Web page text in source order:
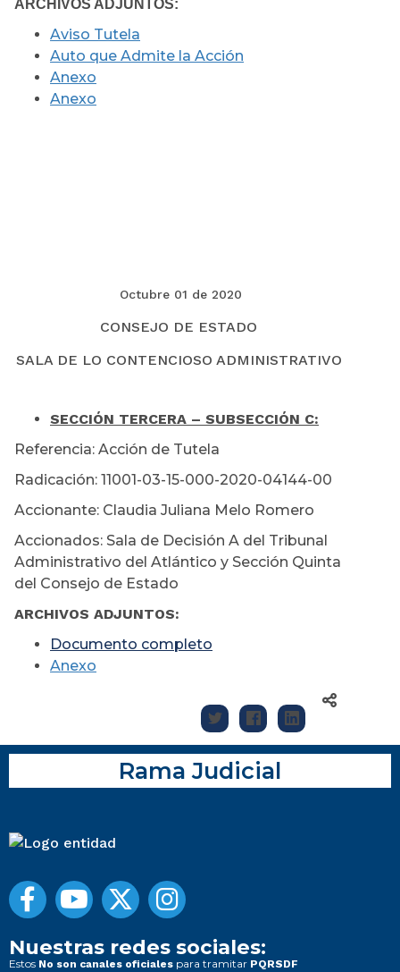
ARCHIVOS ADJUNTOS:
Aviso Tutela
Auto que Admite la Acción
Anexo
Anexo
Octubre 01 de 2020
CONSEJO DE ESTADO
SALA DE LO CONTENCIOSO ADMINISTRATIVO
SECCIÓN TERCERA – SUBSECCIÓN C:
Referencia: Acción de Tutela
Radicación: 11001-03-15-000-2020-04144-00
Accionante: Claudia Juliana Melo Romero
Accionados: Sala de Decisión A del Tribunal
Administrativo del Atlántico y Sección Quinta
del Consejo de Estado
ARCHIVOS ADJUNTOS:
Documento completo
Anexo
Rama Judicial
Nuestras redes sociales:
Estos No son canales oficiales para tramitar PQRSDF